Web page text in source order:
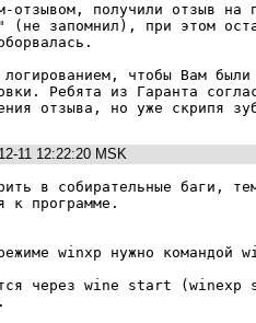
отзывом, получили отзыв на
(не запомнил), при этом
чтобы Вам были
Ребята из Гаранта
11 12:22:20 MSK
в собирательные баги,
к программе.
winxp нужно командой
через wine start